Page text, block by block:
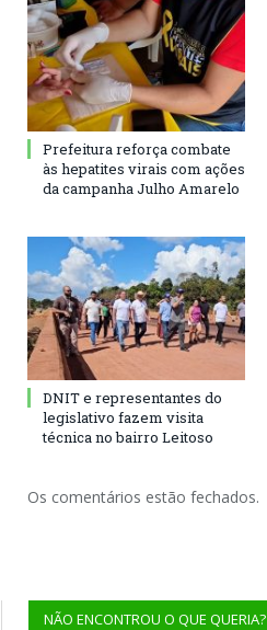
Prefeitura reforça combate
às hepatites virais com ações
da campanha Julho Amarelo
DNIT e representantes do
legislativo fazem visita
técnica no bairro Leitoso
Os comentários estão fechados.
NÃO ENCONTROU O QUE QUERIA?